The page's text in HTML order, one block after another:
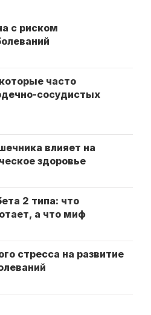
с риском
часто
сосудистых
влияет на
здоровье
2 типа: что
а что миф
стресса на развитие